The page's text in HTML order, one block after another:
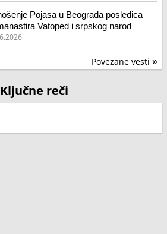
Pojasa u Beograda posledica
Vatoped i srpskog narod
Povezane vesti »
Ključne reči